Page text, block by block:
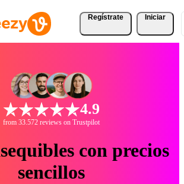
Regístrate Iniciar
4.9
from 33.572 reviews on Trustpilot
con precios
sencillos